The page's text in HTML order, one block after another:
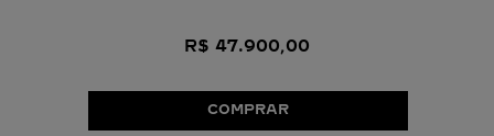
R$ 47.900,00
COMPRAR